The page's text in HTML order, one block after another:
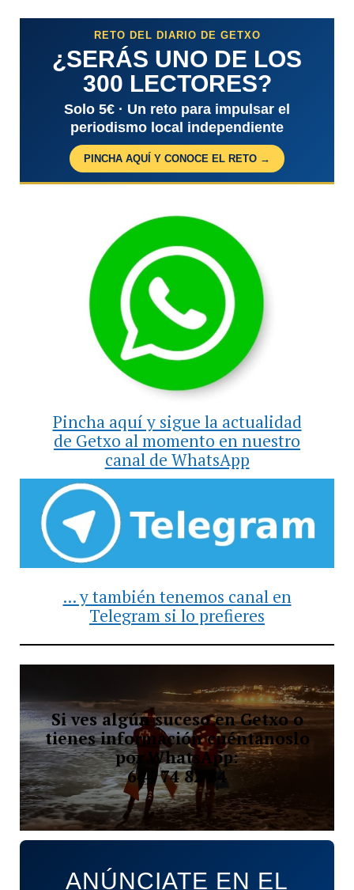
RETO DEL DIARIO DE GETXO
¿SERÁS UNO DE LOS
300 LECTORES?
Solo 5€ · Un reto para impulsar el
periodismo local independiente
PINCHA AQUÍ Y CONOCE EL RETO →
Pincha aquí y sigue la actualidad
de Getxo al momento en nuestro
canal de WhatsApp
... y también tenemos canal en
Telegram si lo prefieres
Si ves algún suceso en Getxo o
tienes información cuéntanoslo
por WhatsApp:
644 74 82 84
ANÚNCIATE EN EL